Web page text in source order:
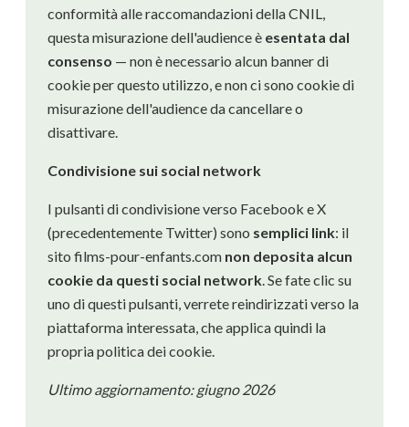
conformità alle raccomandazioni della CNIL,
questa misurazione dell'audience è esentata dal
consenso — non è necessario alcun banner di
cookie per questo utilizzo, e non ci sono cookie di
misurazione dell'audience da cancellare o
disattivare.
Condivisione sui social network
I pulsanti di condivisione verso Facebook e X
(precedentemente Twitter) sono semplici link: il
sito films-pour-enfants.com non deposita alcun
cookie da questi social network. Se fate clic su
uno di questi pulsanti, verrete reindirizzati verso la
piattaforma interessata, che applica quindi la
propria politica dei cookie.
Ultimo aggiornamento: giugno 2026